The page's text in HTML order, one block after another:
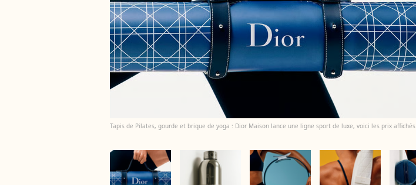
Tapis de Pilates, gourde et brique de yoga : Dior Maison lance une ligne sport de luxe, voici les prix affichés